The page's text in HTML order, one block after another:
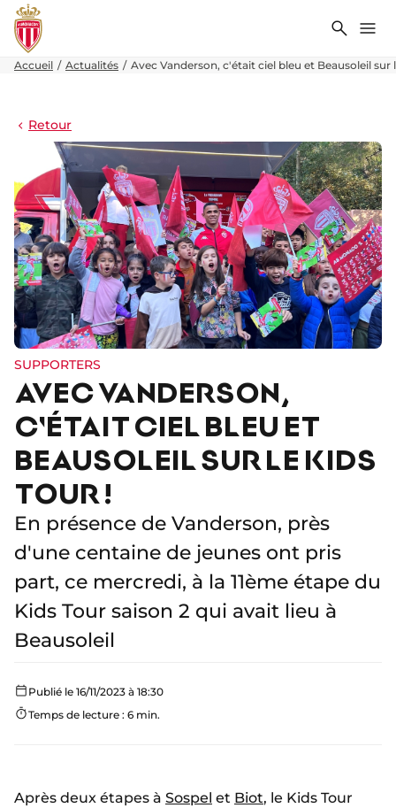
Accueil Actualités Avec Vanderson, c'était ciel bleu et Beausoleil sur
Retour
SUPPORTERS
AVEC VANDERSON,
C'ÉTAIT CIEL BLEU ET
BEAUSOLEIL SUR LE KIDS
TOUR !
En présence de Vanderson, près
d'une centaine de jeunes ont pris
part, ce mercredi, à la 11ème étape du
Kids Tour saison 2 qui avait lieu à
Beausoleil
Publié le 16/11/2023 à 18:30
Temps de lecture : 6 min.
Après deux étapes à Sospel et Biot, le Kids Tour